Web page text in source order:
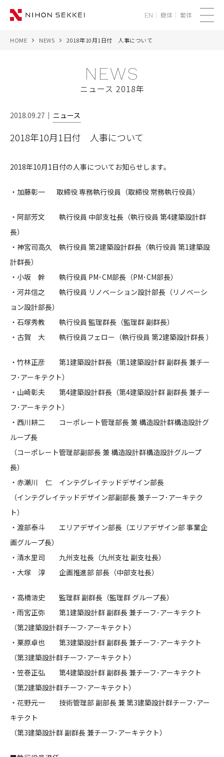
EN 簡体 繁体
HOME NEWS 2018年10月1日付 人事について
NEWS
ニュース 2018年
2018.09.27 ニュース
2018年10月1日付 人事について
2018年10月1日付の人事についてお知らせします。
・加藤彰一 取締役 専務執行役員（取締役 常務執行役員）
・阿部芳文 執行役員 中部支社長（執行役員 第4建築設計群
長）
・神宮司高久 執行役員 第2建築設計群長（執行役員 第1建築設
計群長）
・小坂 幹 執行役員 PM･CM部長（PM･CM部長）
・河井信之 執行役員 リノベーション設計部長（リノベーシ
ョン設計部長）
・石塚秀教 執行役員 監理群長（監理群 副群長）
・古賀 大 執行役員フェロー（執行役員 第2建築設計群長 ）
・竹林正彦 第1建築設計群長（第1建築設計群 副群長 兼チー
フ･アーキテクト）
・山崎彰夫 第4建築設計群長（第4建築設計群 副群長 兼チー
フ･アーキテクト）
・西川耕二 コーポレート管理部長 兼 構造設計群構造設計グ
ループ長
（コーポレート管理部副部長 兼 構造設計群構造設計グループ
長）
・赤瀬川 仁 インテグレイテッドデザイン部長
（インテグレイテッドデザイン部副部長 兼チーフ･アーキテク
ト）
・渡部泰斗 エリアデザイン部長（エリアデザイン部 事業企
画グループ長）
・清水里司 九州支社長（九州支社 副支社長）
・大塚 淳 企画推進部 部長（中部支社長）
・高橋浩史 監理群 副群長（監理群 グループ長）
・雨宮正弥 第1建築設計群 副群長 兼チーフ･アーキテクト
（第2建築設計群チーフ･アーキテクト）
・栗原卓也 第3建築設計群 副群長 兼チーフ･アーキテクト
（第3建築設計群チーフ･アーキテクト）
・笠巻正弘 第4建築設計群 副群長 兼チーフ･アーキテクト
（第2建築設計群チーフ･アーキテクト）
・花野元一 技術管理部 副部長 兼 第3建築設計群チーフ･アー
キテクト
（第3建築設計群 副群長 兼チーフ･アーキテクト）